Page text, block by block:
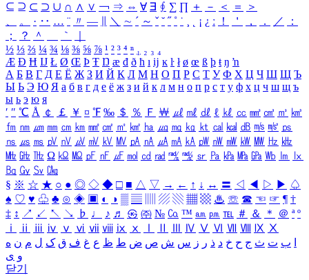
⊆ ⊇ ⊂ ⊃ ∪ ∩ ∧ ∨ ￢ ⇒ ⇔ ∀ ∃ ∮ ∑ ∏ ＋ － ＜ ＝
＞
、
。 · ‥ … ¨ 〃 ― ＼ ∼ ´ ～ ˇ ˘ ˝ ˚ ˙ ¸ ¡ ¿ ː ！ ＇ ， ． ／
：
；
？ ＾ ｀
½ ⅓ ⅔ ¼ ¾ ⅛ ⅜ ⅝ ⅞ ¹ ² ³ ⁴ ⁿ ₁ ₂ ₃ ₄
Æ Ð Ħ Ĳ Ł Ø Œ Þ Ŧ Ŋ æ đ ð ħ ı ĳ ĸ ŀ ł ø œ ß þ ŧ ŋ ŉ
А Б В Г Д Е Ё Ж З И Й К Л М Н О П Р С Т У Ф Х Ц Ч Ш Щ Ъ
Ы Ь Э Ю Я а б в г д е ё ж з и й к л м н о п р с т у ф х ц ч ш щ ъ
ы ь э ю я
′ ″ ℃ Å ￠ ￡ ￥ ¤ ℉ ‰ ＄ ％ Ｆ ￦ ㎕ ㎖ ㎗ ℓ ㎘ ㏄ ㎣ ㎤ ㎥ ㎦
㎙ ㎚ ㎛ ㎜ ㎝ ㎞ ㎟ ㎠ ㎡ ㎢ ㏊ ㎍ ㎎ ㎏ ㏏ ㎈ ㎉ ㏈ ㎧ ㎨ ㎰
㎱ ㎲ ㎳ ㎴ ㎵ ㎶ ㎷ ㎸ ㎹ ㎀ ㎁ ㎂ ㎃ ㎄ ㎺ ㎻ ㎽ ㎾ ㎿ ㎐ ㎑
㎒ ㎓ ㎔ Ω ㏀ ㏁ ㎊ ㎋ ㎌ ㏖ ㏅ ㎭ ㎮ ㎯ ㏛ ㎩ ㎪ ㎫ ㎬ ㏝ ㏐
㏓
㏃ ㏉ ㏜ ㏆
§ ※ ☆ ★ ○ ● ◎ ◇ ◆ □ ■ △ ▽ → ← ↑ ↓ ↔ 〓 ◁ ◀ ▷ ▶ ♤
♠ ♡ ♥ ♧ ♣ ⊙ ◈ ▣ ◐ ◑ ▒ ▤ ▨ ▧ ▦ ▩ ♨ ☏ ☎ ☜ ☞ ¶ †
‡ ↕ ↗ ↙ ↖ ↘ ♭ ♩ ♪ ♬ ㉿ ㈜ № ㏇ ™ ㏂ ㏘ ℡ ＃ ＆ ＊ ＠ ª º
ⅰ
ⅱ ⅲ ⅳ ⅴ ⅵ ⅶ ⅷ ⅸ ⅹ Ⅳ Ⅴ Ⅵ Ⅶ Ⅷ Ⅸ Ⅹ
ب ت ث ج ح خ د ذ ر ز س ش ص ض ط ظ ع غ ف ق ک ل م ن ه
و ی
닫기